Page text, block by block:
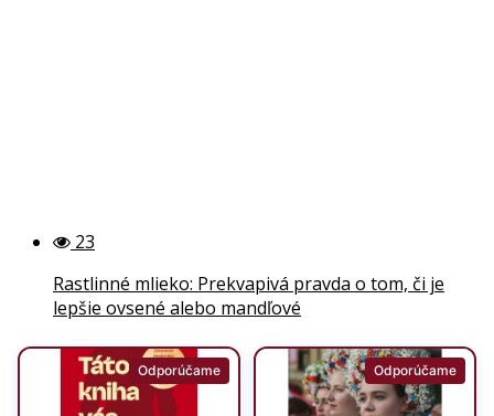
23
Rastlinné mlieko: Prekvapivá pravda o tom, či je
lepšie ovsené alebo mandľové